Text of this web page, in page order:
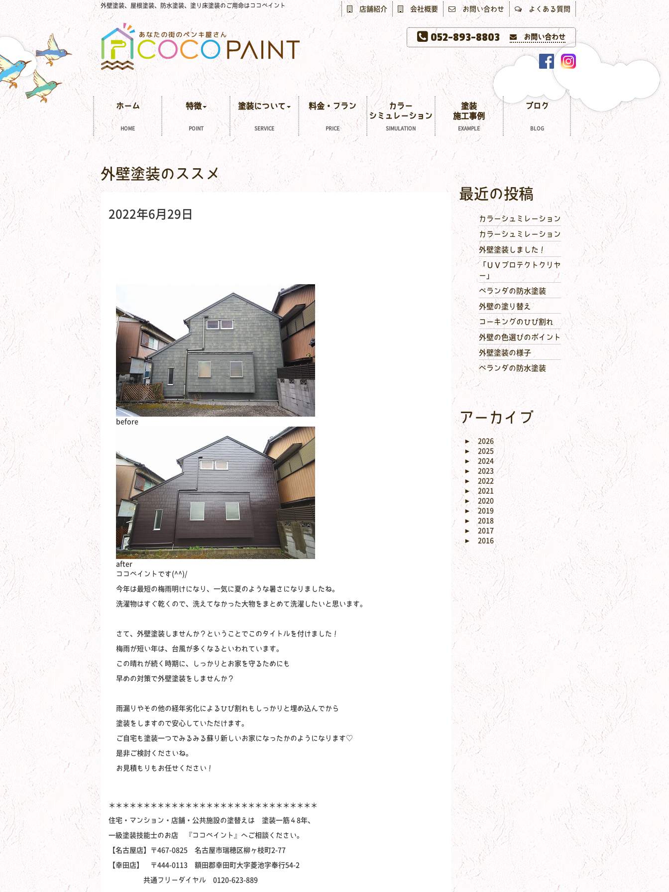
外壁塗装、屋根塗装、防水塗装、塗り床塗装のご用命はココペイント 店舗紹介 会社概要 お問い合わせ よくある質問
052-893-8803 お問い合わせ
HOME
ホーム
POINT
特徴
SERVICE
塗装について
PRICE
料金・プラン
SIMULATION
カラー
シミュレーション
EXAMPLE
塗装
施工事例
BLOG
ブログ
外壁塗装のススメ
2022年6月29日
before
after
ココペイントです(^^)/
今年は最短の梅雨明けになり、一気に夏のような暑さになりましたね。
洗濯物はすぐ乾くので、洗えてなかった大物をまとめて洗濯したいと思います。
さて、外壁塗装しませんか？ということでこのタイトルを付けました！
梅雨が短い年は、台風が多くなるといわれています。
この晴れが続く時期に、しっかりとお家を守るためにも
早めの対策で外壁塗装をしませんか？
雨漏りやその他の経年劣化によるひび割れもしっかりと埋め込んでから
塗装をしますので安心していただけます。
ご自宅も塗装一つでみるみる蘇り新しいお家になったかのようになります♡
是非ご検討くださいね。
お見積もりもお任せください！
＊＊＊＊＊＊＊＊＊＊＊＊＊＊＊＊＊＊＊＊＊＊＊＊＊＊＊＊＊＊
住宅・マンション・店舗・公共施設の塗替えは 塗装一筋４8年、
一級塗装技能士のお店 『ココペイント』へご相談ください。
【名古屋店】〒467-0825 名古屋市瑞穂区柳ヶ枝町2-77
【幸田店】 〒444-0113 額田郡幸田町大字菱池字奉行54-2
共通フリーダイヤル 0120-623-889
最近の投稿
カラーシュミレーション
カラーシュミレーション
外壁塗装しました！
「ＵＶプロテクトクリヤ
ー」
ベランダの防水塗装
外壁の塗り替え
コーキングのひび割れ
外壁の色選びのポイント
外壁塗装の様子
ベランダの防水塗装
アーカイブ
► 2026
► 2025
►
2024
►
2023
►
2022
►2021
► 2020
► 2019
►
2018
►
2017
►
2016